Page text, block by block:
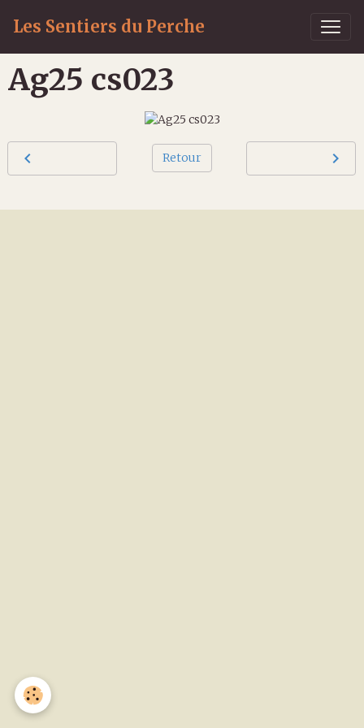
Les Sentiers du Perche
Ag25 cs023
Retour